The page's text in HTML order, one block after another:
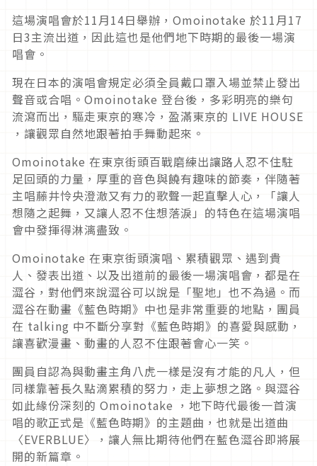
這場演唱會於11月14日舉辦，Omoinotake 於11月17
日3主流出道，因此這也是他們地下時期的最後一場演
唱會。
現在日本的演唱會規定必須全員戴口罩入場並禁止發出
聲音或合唱。Omoinotake 登台後，多彩明亮的樂句
流瀉而出，驅走東京的寒冷，盈滿東京的 LIVE HOUSE
，讓觀眾自然地跟著拍手舞動起來。
Omoinotake 在東京街頭百戰磨練出讓路人忍不住駐
足回頭的力量，厚重的音色與饒有趣味的節奏，伴隨著
主唱藤井怜央澄澈又有力的歌聲一起直擊人心，「讓人
想隨之起舞，又讓人忍不住想落淚」的特色在這場演唱
會中發揮得淋漓盡致。
Omoinotake 在東京街頭演唱、累積觀眾、遇到貴
人、發表出道、以及出道前的最後一場演唱會，都是在
澀谷，對他們來說澀谷可以說是「聖地」也不為過。而
澀谷在動畫《藍色時期》中也是非常重要的地點，團員
在 talking 中不斷分享對《藍色時期》的喜愛與感動，
讓喜歡漫畫、動畫的人忍不住跟著會心一笑。
團員自認為與動畫主角八虎一樣是沒有才能的凡人，但
同樣靠著長久點滴累積的努力，走上夢想之路。與澀谷
如此緣份深刻的 Omoinotake ，地下時代最後一首演
唱的歌正式是《藍色時期》的主題曲，也就是出道曲
〈EVERBLUE〉，讓人無比期待他們在藍色澀谷即將展
開的新篇章。